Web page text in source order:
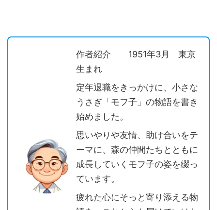
作者紹介 1951年3月 東京
生まれ
定年退職をきっかけに、小さな
うさぎ「モフ子」の物語を書き
始めました。
思いやりや友情、助け合いをテ
ーマに、森の仲間たちとともに
成長していくモフ子の姿を綴っ
ています。
疲れた心にそっと寄り添える物